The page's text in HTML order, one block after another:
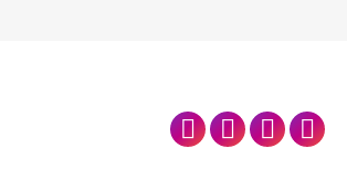
YouTube
Facebook